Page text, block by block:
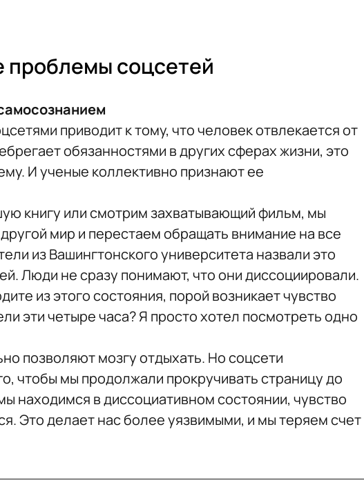
соцсетей
приводит к тому, что человек отвлекается от
обязанностями в других сферах жизни, это
И ученые коллективно признают ее
книгу или смотрим захватывающий фильм, мы
мир и перестаем обращать внимание на все
из Вашингтонского университета назвали это
Люди не сразу понимают, что они диссоциировали.
из этого состояния, порой возникает чувство
эти четыре часа? Я просто хотел посмотреть одно
позволяют мозгу отдыхать. Но соцсети
чтобы мы продолжали прокручивать страницу до
находимся в диссоциативном состоянии, чувство
Это делает нас более уязвимыми, и мы теряем счет